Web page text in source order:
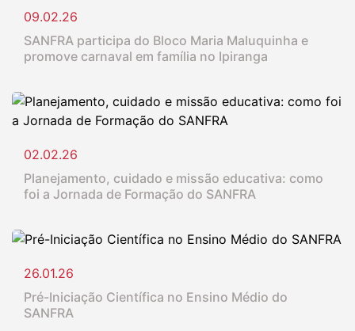
09.02.26
SANFRA participa do Bloco Maria Maluquinha e
promove carnaval em família no Ipiranga
02.02.26
Planejamento, cuidado e missão educativa: como
foi a Jornada de Formação do SANFRA
26.01.26
Pré-Iniciação Científica no Ensino Médio do
SANFRA